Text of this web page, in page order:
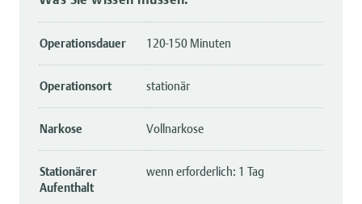
Operationsdauer 120-150 Minuten
Operationsort stationär
Narkose Vollnarkose
Stationärer
Aufenthalt
wenn erforderlich: 1 Tag